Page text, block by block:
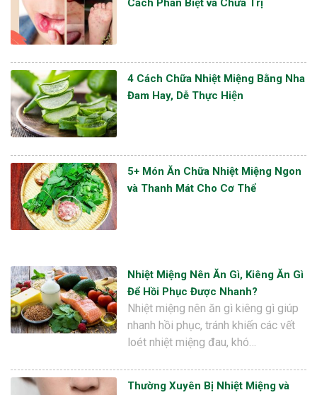
Cách Phân Biệt và Chữa Trị
4 Cách Chữa Nhiệt Miệng Bằng Nha
Đam Hay, Dễ Thực Hiện
5+ Món Ăn Chữa Nhiệt Miệng Ngon
và Thanh Mát Cho Cơ Thể
Nhiệt Miệng Nên Ăn Gì, Kiêng Ăn Gì
Để Hồi Phục Được Nhanh?
Nhiệt miệng nên ăn gì kiêng gì giúp
nhanh hồi phục, tránh khiến các vết
loét nhiệt miệng đau, khó…
Thường Xuyên Bị Nhiệt Miệng và